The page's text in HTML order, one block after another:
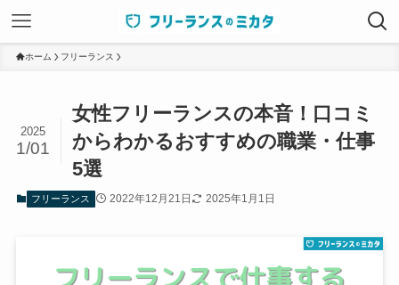
ホーム フリーランス
女性フリーランスの本音！口コミ
からわかるおすすめの職業・仕事
5選
2025
1/01
フリーランス 2022年12月21日 2025年1月1日